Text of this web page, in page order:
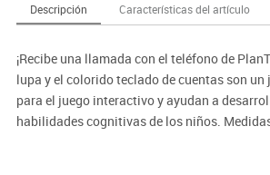
Descripción Características del artículo
¡Recibe una llamada con el teléfono de
lupa y el colorido teclado de cuentas son
para el juego interactivo y ayudan a
habilidades cognitivas de los niños.